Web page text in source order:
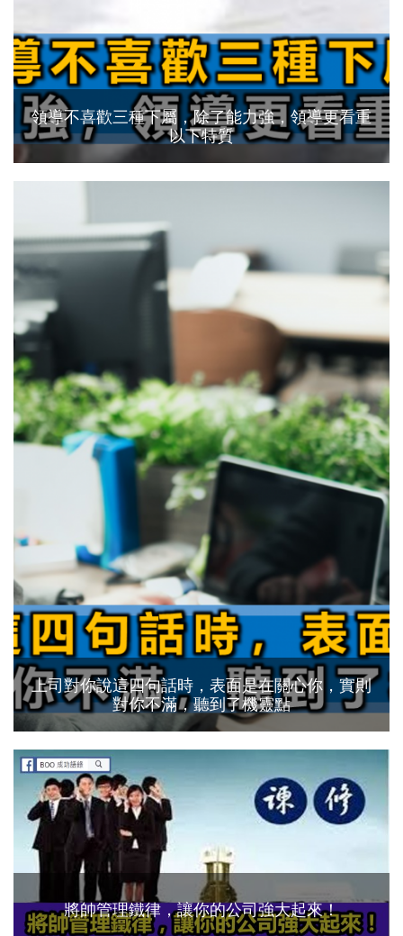
領導不喜歡三種下屬，除了能力強，領導更看重
以下特質
上司對你說這四句話時，表面是在關心你，實則
對你不滿，聽到了機靈點
將帥管理鐵律，讓你的公司強大起來！